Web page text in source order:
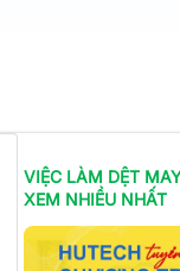
VIỆC LÀM DỆT
XEM NHIỀU NHẤT